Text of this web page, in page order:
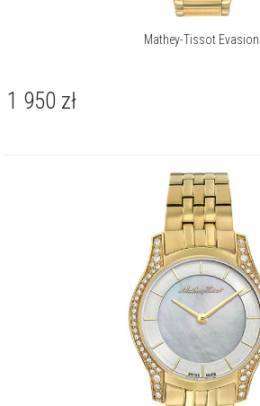
Mathey-Tissot Evasion
1 950 zł